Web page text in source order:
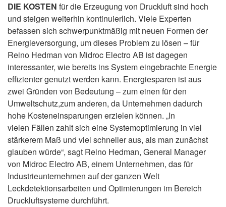
DIE KOSTEN für die Erzeugung von Druckluft sind hoch
und steigen weiterhin kontinuierlich. Viele Experten
befassen sich schwerpunktmäßig mit neuen Formen der
Energieversorgung, um dieses Problem zu lösen – für
Reino Hedman von Midroc Electro AB ist dagegen
interessanter, wie bereits ins System eingebrachte Energie
effizienter genutzt werden kann. Energiesparen ist aus
zwei Gründen von Bedeutung – zum einen für den
Umweltschutz,zum anderen, da Unternehmen dadurch
hohe Kosteneinsparungen erzielen können. „In
vielen Fällen zahlt sich eine Systemoptimierung in viel
stärkerem Maß und viel schneller aus, als man zunächst
glauben würde“, sagt Reino Hedman, General Manager
von Midroc Electro AB, einem Unternehmen, das für
Industrieunternehmen auf der ganzen Welt
Leckdetektionsarbeiten und Optimierungen im Bereich
Druckluftsysteme durchführt.